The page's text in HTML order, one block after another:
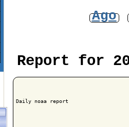
Ago
Report for
Daily noaa report